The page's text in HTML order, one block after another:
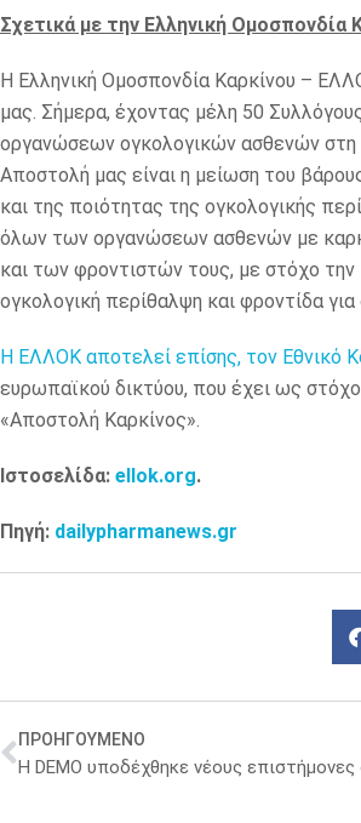
Σχετικά με την Ελληνική Ομοσπονδία
Η Ελληνική Ομοσπονδία Καρκίνου –
μας. Σήμερα, έχοντας μέλη 50
οργανώσεων ογκολογικών ασθενών
Αποστολή μας είναι η μείωση του
και της ποιότητας της ογκολογικής
όλων των οργανώσεων ασθενών με
και των φροντιστών τους, με στόχο την
ογκολογική περίθαλψη και φροντίδα για
Η ΕΛΛΟΚ αποτελεί επίσης, τον Εθνικό
ευρωπαϊκού δικτύου, που έχει ως
«Αποστολή Καρκίνος».
Ιστοσελίδα: ellok.org.
Πηγή: dailypharmanews.gr
ΠΡΟΗΓΟΥΜΕΝΟ